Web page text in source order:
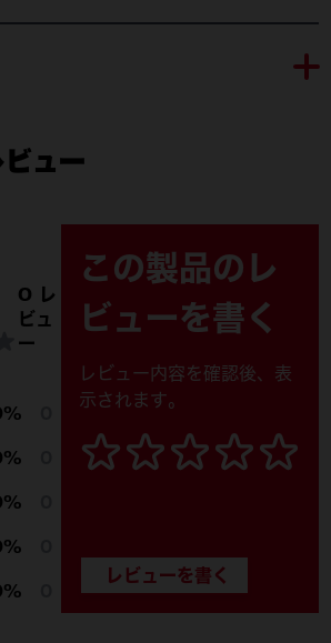
49-16-1663 (1) 49-
ュー
0 レ
ビュ
ー
この製品のレ
ビューを書く
レビュー内容を確認後、表
示されます。